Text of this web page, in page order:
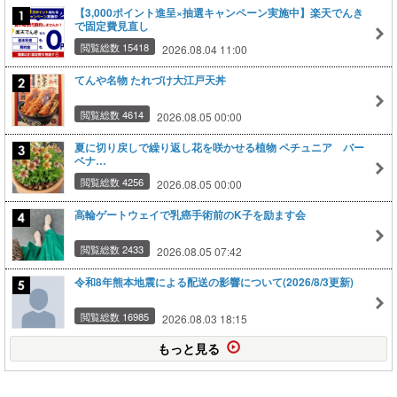
【3,000ポイント進呈×抽選キャンペーン実施中】楽天でんき
で固定費見直し
閲覧総数 15418 2026.08.04 11:00
てんや名物 たれづけ大江戸天丼
閲覧総数 4614 2026.08.05 00:00
夏に切り戻しで繰り返し花を咲かせる植物 ペチュニア バー
ベナ…
閲覧総数 4256 2026.08.05 00:00
高輪ゲートウェイで乳癌手術前のK子を励ます会
閲覧総数 2433 2026.08.05 07:42
令和8年熊本地震による配送の影響について(2026/8/3更新)
閲覧総数 16985 2026.08.03 18:15
もっと見る